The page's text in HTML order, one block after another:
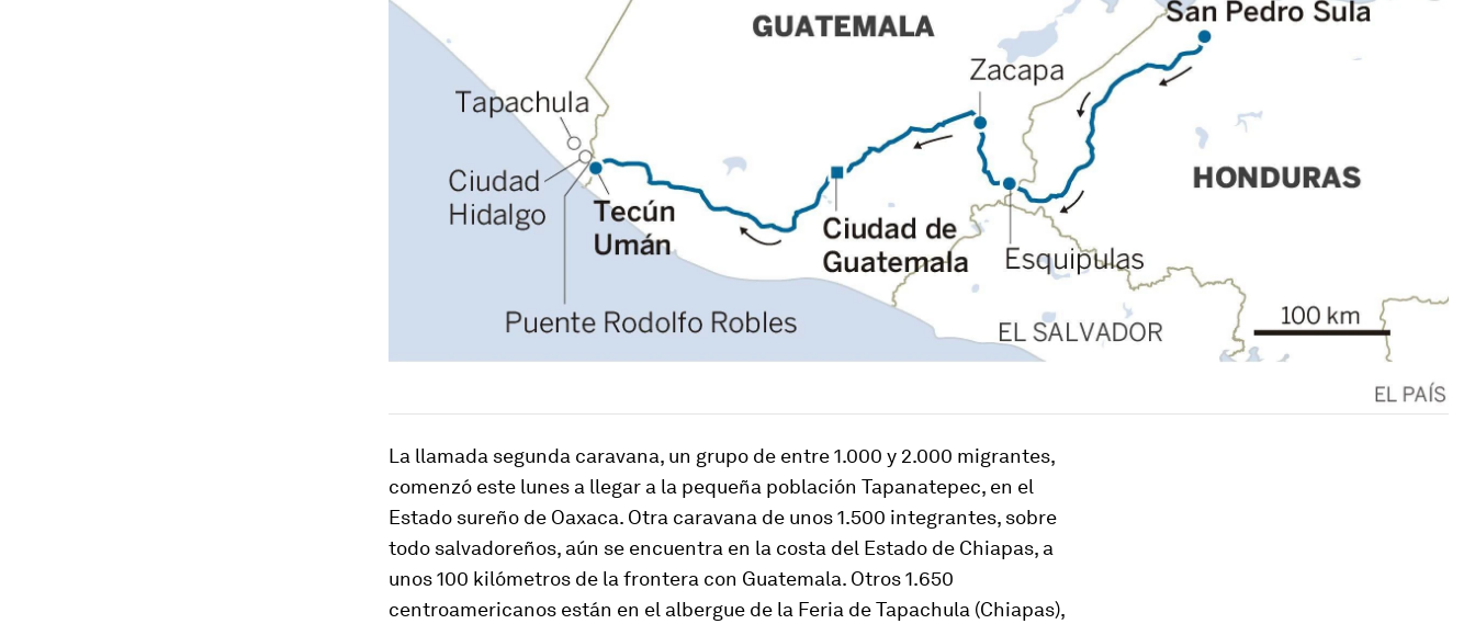
La llamada segunda caravana, un grupo de entre 1.000 y 2.000 migrantes,
comenzó este lunes a llegar a la pequeña población Tapanatepec, en el
Estado sureño de Oaxaca. Otra caravana de unos 1.500 integrantes, sobre
todo salvadoreños, aún se encuentra en la costa del Estado de Chiapas, a
unos 100 kilómetros de la frontera con Guatemala. Otros 1.650
centroamericanos están en el albergue de la Feria de Tapachula (Chiapas),